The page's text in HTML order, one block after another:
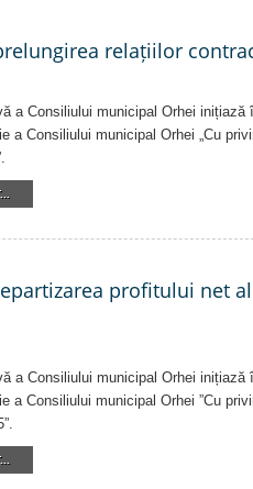
relațiilor
a Consiliului municipal Orhei
a Consiliului municipal Orhei „Cu
profitului net
a Consiliului municipal Orhei
a Consiliului municipal Orhei ”Cu